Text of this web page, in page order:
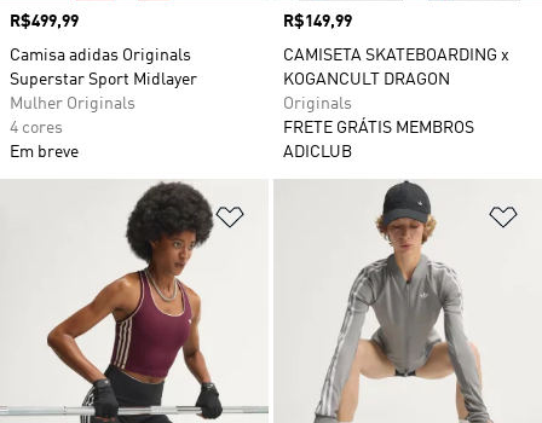
Preço
R$499,99
Camisa adidas Originals
Superstar Sport Midlayer
Mulher Originals
4 cores
Em breve
Preço
R$149,99
CAMISETA SKATEBOARDING x
KOGANCULT DRAGON
Originals
FRETE GRÁTIS MEMBROS
ADICLUB
Adicionar à Lista de Desejos